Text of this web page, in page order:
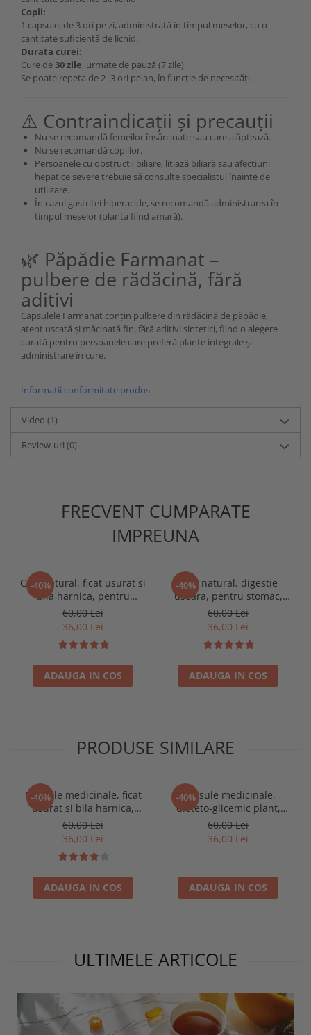
Copii:
1 capsule, de 3 ori pe zi, administrată în timpul meselor, cu o
cantitate suficientă de lichid.
Durata curei:
Cure de30 zile, urmate de pauză (7 zile).
Se poate repeta de 2–3 ori pe an, în funcție de necesități.
⚠️ Contraindicații și precauții
Nu se recomandă femeilor însărcinate sau care alăptează.
Nu se recomandă copiilor.
Persoanele cu obstrucții biliare, litiază biliară sau afecțiuni
hepatice severe trebuie să consulte specialistul înainte de
utilizare.
În cazul gastritei hiperacide, se recomandă administrarea în
timpul meselor (planta fiind amară).
🌿 Păpădie Farmanat –
pulbere de rădăcină, fără
aditivi
Capsulele Farmanat conțin pulbere din rădăcină de păpădie,
atent uscată și măcinată fin, fără aditivi sintetici, fiind o alegere
curată pentru persoanele care preferă plante integrale și
administrare în cure.
Informatii conformitate produs
Video (1)
Review-uri (0)
FRECVENT CUMPARATE
IMPREUNA
-40%
Ceai natural, ficat usurat si
bila harnica, pentru
afectiuni hepato-biliare,
250g
60,00 Lei
36,00 Lei
ADAUGA IN COS
-40%
Ceai natural, digestie
usoara, pentru stomac,
afectiuni gastrice, 250g
60,00 Lei
36,00 Lei
ADAUGA IN COS
PRODUSE SIMILARE
-40%
Capsule medicinale, ficat
usurat si bila harnica,
afectiuni hepato-biliare 90
buc
60,00 Lei
36,00 Lei
ADAUGA IN COS
-40%
Capsule medicinale,
dieteto-glicemic plant,
stabilizarea glicemiei 90
buc
60,00 Lei
36,00 Lei
ADAUGA IN COS
ULTIMELE ARTICOLE